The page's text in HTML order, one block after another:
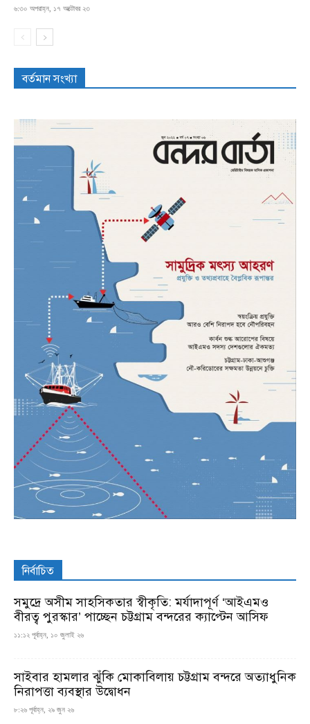
৬:৩০ অপরাহ্ন, ১৭ অক্টোবর ২৩
বর্তমান সংখ্যা
নির্বাচিত
সমুদ্রে অসীম সাহসিকতার স্বীকৃতি: মর্যাদাপূর্ণ ‘আইএমও
বীরত্ব পুরস্কার’ পাচ্ছেন চট্টগ্রাম বন্দরের ক্যাপ্টেন আসিফ
১১:১২ পূর্বাহ্ন, ১০ জুলাই ২৬
সাইবার হামলার ঝুঁকি মোকাবিলায় চট্টগ্রাম বন্দরে অত্যাধুনিক
নিরাপত্তা ব্যবস্থার উদ্বোধন
৮:২৬ পূর্বাহ্ন, ২৯ জুন ২৬